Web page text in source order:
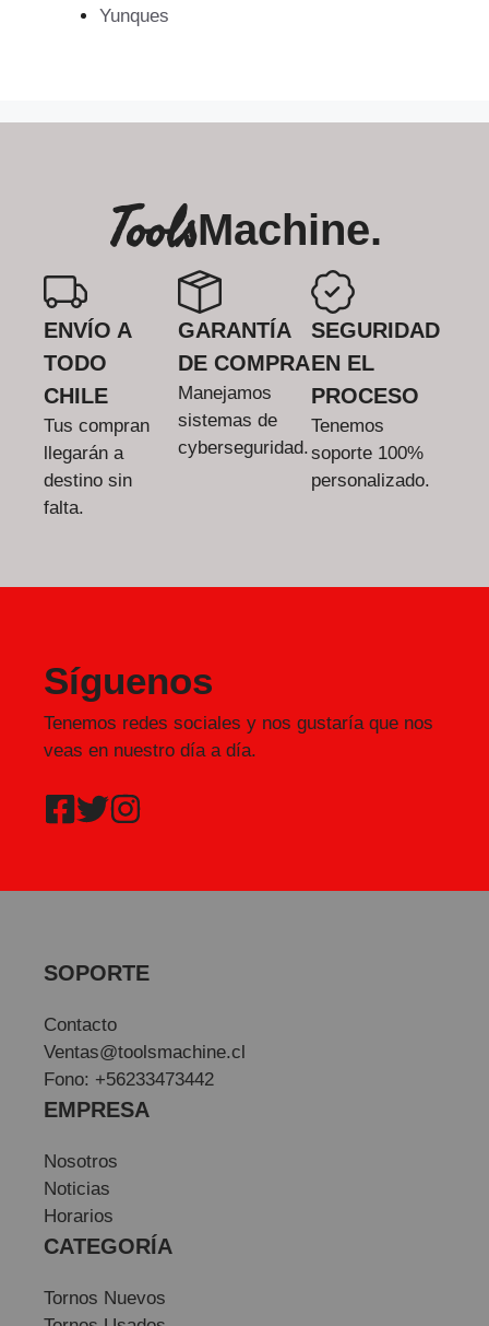
Yunques
ToolsMachine.
ENVÍO A
TODO
CHILE
Tus compran
llegarán a
destino sin
falta.
GARANTÍA
DE COMPRA
Manejamos
sistemas de
cyberseguridad.
SEGURIDAD
EN EL
PROCESO
Tenemos
soporte 100%
personalizado.
Síguenos
Tenemos redes sociales y nos gustaría que nos
veas en nuestro día a día.
SOPORTE
Contacto
Ventas@toolsmachine.cl
Fono: +56233473442
EMPRESA
Nosotros
Noticias
Horarios
CATEGORÍA
Tornos Nuevos